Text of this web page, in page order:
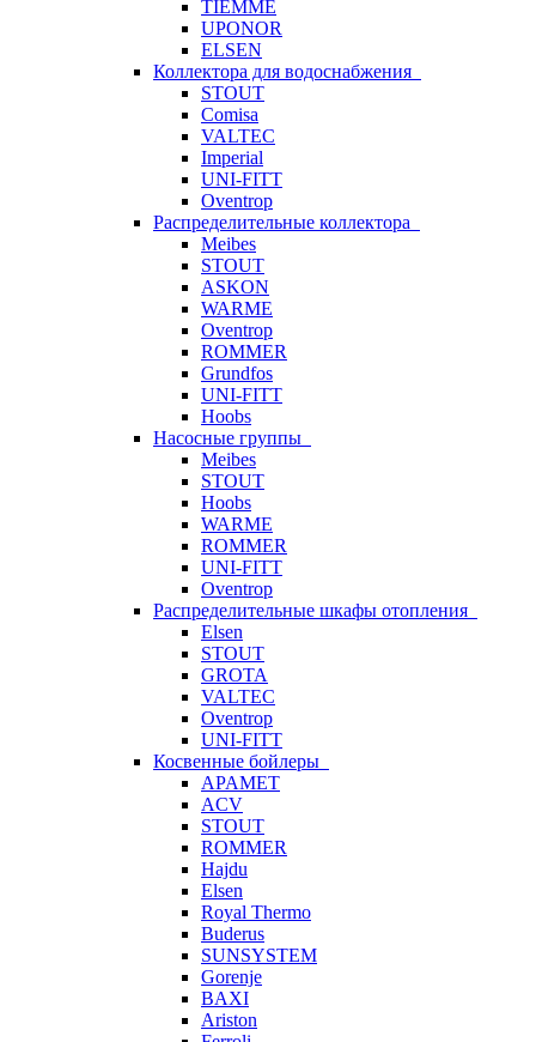
TIEMME
UPONOR
ELSEN
Коллектора для водоснабжения
STOUT
Comisa
VALTEC
Imperial
UNI-FITT
Oventrop
Распределительные коллектора
Meibes
STOUT
ASKON
WARME
Oventrop
ROMMER
Grundfos
UNI-FITT
Hoobs
Насосные группы
Meibes
STOUT
Hoobs
WARME
ROMMER
UNI-FITT
Oventrop
Распределительные шкафы отопления
Elsen
STOUT
GROTA
VALTEC
Oventrop
UNI-FITT
Косвенные бойлеры
APAMET
ACV
STOUT
ROMMER
Hajdu
Elsen
Royal Thermo
Buderus
SUNSYSTEM
Gorenje
BAXI
Ariston